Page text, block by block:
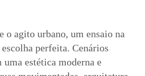
o agito urbano, um ensaio na
perfeita. Cenários
uma estética moderna e